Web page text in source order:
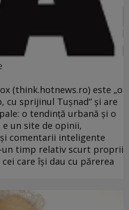
(think.hotnews.ro) este „o
cu sprijinul Tuşnad“ şi are
o tendinţă urbană şi o
e un site de opinii,
comentarii inteligente
timp relativ scurt proprii
care îşi dau cu părerea